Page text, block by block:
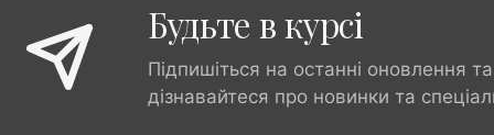
Будьте в курсі
Підпишіться на останні оновлення та
дізнавайтеся про новинки та